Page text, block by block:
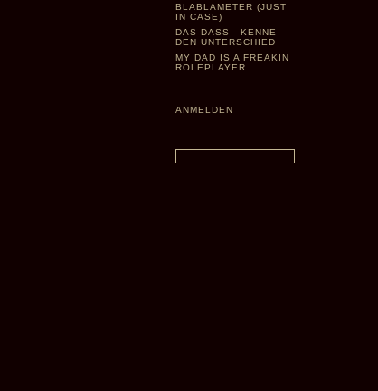
BLABLAMETER (JUST
IN CASE)
DAS DASS - KENNE
DEN UNTERSCHIED
MY DAD IS A FREAKIN
ROLEPLAYER
ANMELDEN